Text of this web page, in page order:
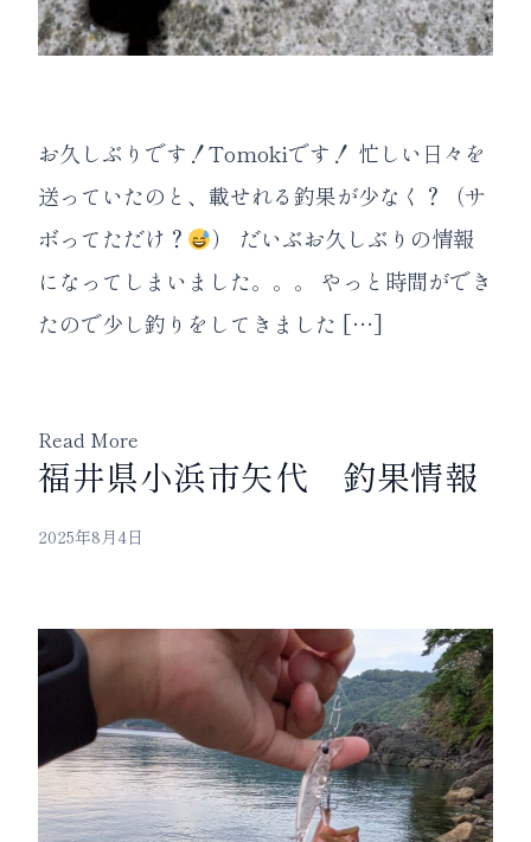
お久しぶりです！Tomokiです！ 忙しい日々を
送っていたのと、載せれる釣果が少なく？（サ
ボってただけ？
） だいぶお久しぶりの情報
になってしまいました。。。 やっと時間ができ
たので少し釣りをしてきました […]
Read More
福井県小浜市矢代 釣果情報
2025年8月4日